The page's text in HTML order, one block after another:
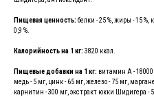
Пищевая ценность: белки - 25 %, жиры - 15 %,
0,9 %.
Калорийность на 1 кг: 3820 ккал.
Пищевые добавки на 1 кг: витамин A -
медь - 5 мг, цинк - 65 мг, железо - 75 мг,
карнитин - 300 мг, экстракт юкки Шидигера -